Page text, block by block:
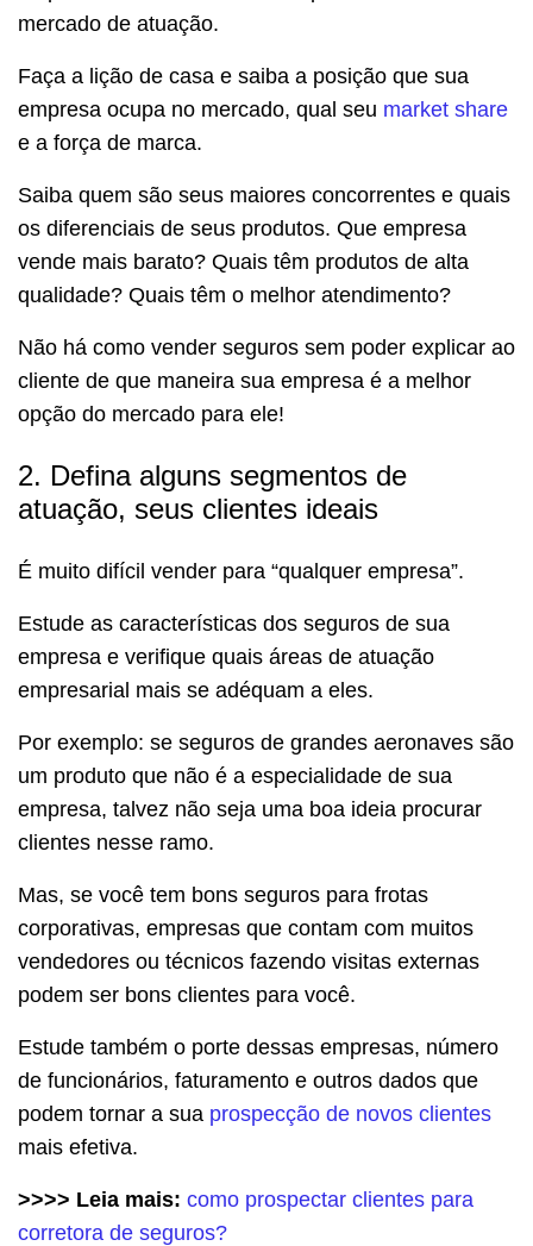
mercado de atuação.
Faça a lição de casa e saiba a posição que sua
empresa ocupa no mercado, qual seu market share
e a força de marca.
Saiba quem são seus maiores concorrentes e quais
os diferenciais de seus produtos. Que empresa
vende mais barato? Quais têm produtos de alta
qualidade? Quais têm o melhor atendimento?
Não há como vender seguros sem poder explicar ao
cliente de que maneira sua empresa é a melhor
opção do mercado para ele!
2. Defina alguns segmentos de
atuação, seus clientes ideais
É muito difícil vender para “qualquer empresa”.
Estude as características dos seguros de sua
empresa e verifique quais áreas de atuação
empresarial mais se adéquam a eles.
Por exemplo: se seguros de grandes aeronaves são
um produto que não é a especialidade de sua
empresa, talvez não seja uma boa ideia procurar
clientes nesse ramo.
Mas, se você tem bons seguros para frotas
corporativas, empresas que contam com muitos
vendedores ou técnicos fazendo visitas externas
podem ser bons clientes para você.
Estude também o porte dessas empresas, número
de funcionários, faturamento e outros dados que
podem tornar a sua prospecção de novos clientes
mais efetiva.
>>>> Leia mais: como prospectar clientes para
corretora de seguros?